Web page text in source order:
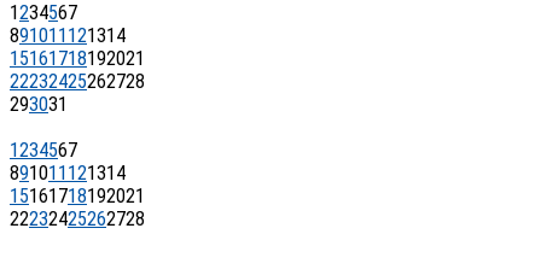
1234567
891011 121314
15161718192021
22232425262728
293031
1234567
891011 121314
15161718192021
22232425262728